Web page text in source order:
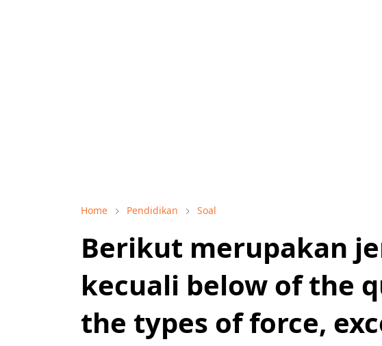
Home Pendidikan Soal
Berikut merupakan
kecuali below of the
the types of force,